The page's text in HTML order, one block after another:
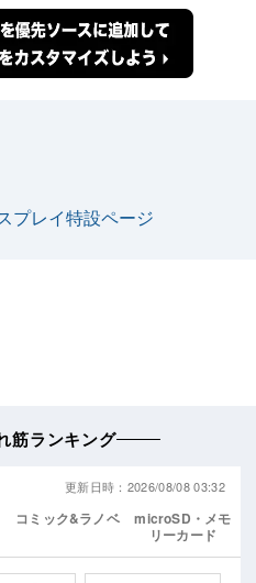
プレイ特設ページ